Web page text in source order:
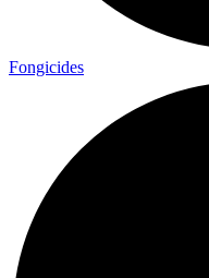
Fongicides